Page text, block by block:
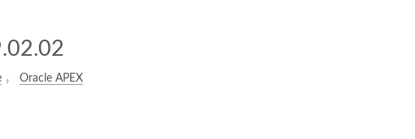
， Oracle APEX